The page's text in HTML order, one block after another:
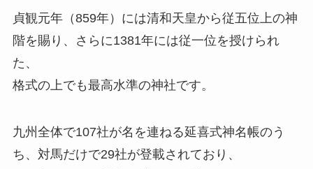
貞観元年（859年）には清和天皇から従五位上の神
階を賜り、さらに1381年には従一位を授けられ
た、
格式の上でも最高水準の神社です。
九州全体で107社が名を連ねる延喜式神名帳のう
ち、対馬だけで29社が登載されており、